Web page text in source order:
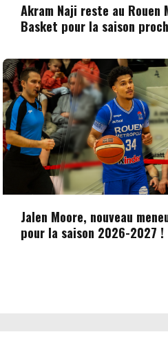
Akram Naji reste au Rouen
Basket pour la saison
Jalen Moore, nouveau
pour la saison 2026-2027 !